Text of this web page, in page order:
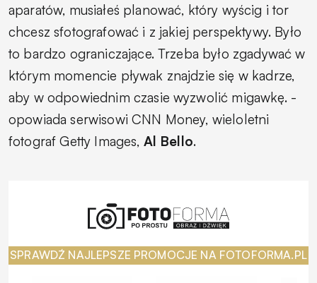
aparatów, musiałeś planować, który wyścig i tor
chcesz sfotografować i z jakiej perspektywy. Było
to bardzo ograniczające. Trzeba było zgadywać w
którym momencie pływak znajdzie się w kadrze,
aby w odpowiednim czasie wyzwolić migawkę.-
opowiada serwisowi CNN Money, wieloletni
fotograf Getty Images, Al Bello.
SPRAWDŹ NAJLEPSZE PROMOCJE NA FOTOFORMA.PL